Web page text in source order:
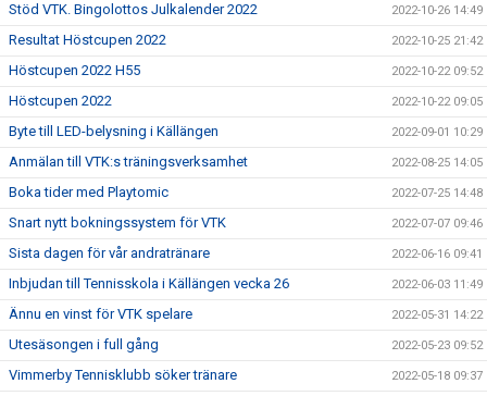
Stöd VTK. Bingolottos Julkalender 2022 2022-10-26 14:49
Resultat Höstcupen 2022 2022-10-25 21:42
Höstcupen 2022 H55 2022-10-22 09:52
Höstcupen 2022 2022-10-22 09:05
Byte till LED-belysning i Källängen 2022-09-01 10:29
Anmälan till VTK:s träningsverksamhet 2022-08-25 14:05
Boka tider med Playtomic 2022-07-25 14:48
Snart nytt bokningssystem för VTK 2022-07-07 09:46
Sista dagen för vår andratränare 2022-06-16 09:41
Inbjudan till Tennisskola i Källängen vecka 26 2022-06-03 11:49
Ännu en vinst för VTK spelare 2022-05-31 14:22
Utesäsongen i full gång 2022-05-23 09:52
Vimmerby Tennisklubb söker tränare 2022-05-18 09:37